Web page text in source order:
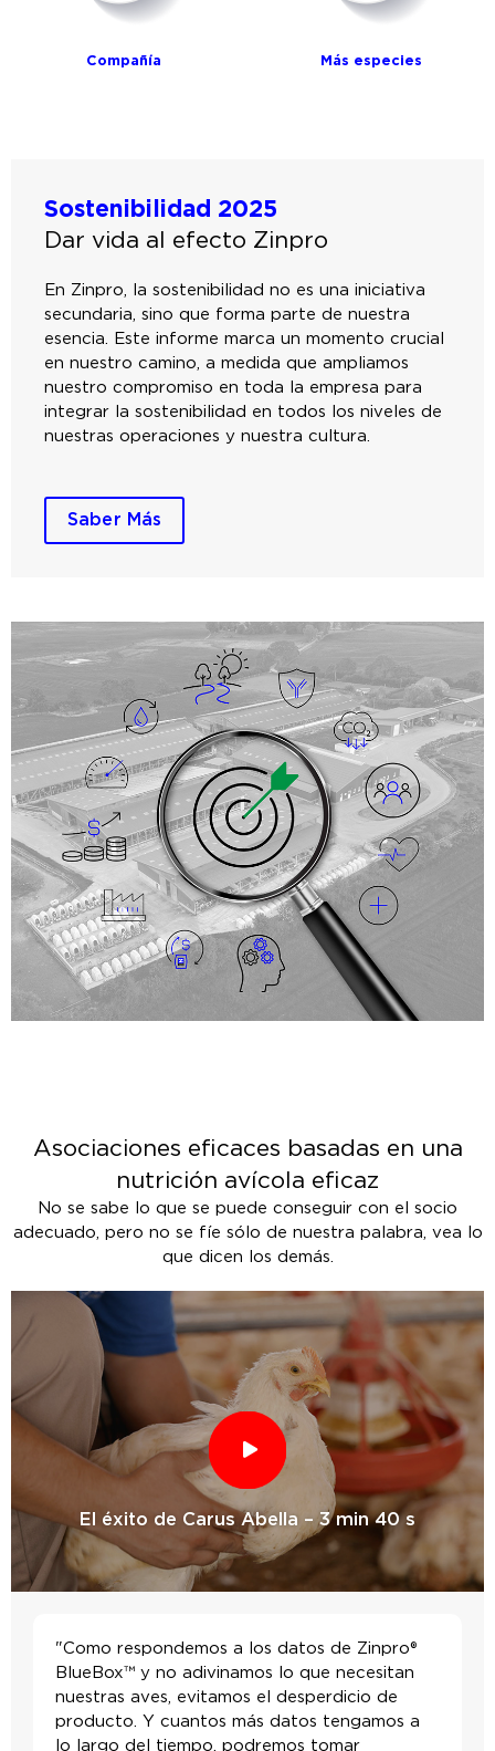
Compañía Más especies
Sostenibilidad 2025
Dar vida al efecto Zinpro
En Zinpro, la sostenibilidad no es una iniciativa
secundaria, sino que forma parte de nuestra
esencia. Este informe marca un momento crucial
en nuestro camino, a medida que ampliamos
nuestro compromiso en toda la empresa para
integrar la sostenibilidad en todos los niveles de
nuestras operaciones y nuestra cultura.
Saber Más
Asociaciones eficaces basadas en una
nutrición avícola eficaz
No se sabe lo que se puede conseguir con el socio
adecuado, pero no se fíe sólo de nuestra palabra, vea lo
que dicen los demás.
El éxito de Carus Abella – 3 min 40 s
"Como respondemos a los datos de Zinpro®
BlueBox™ y no adivinamos lo que necesitan
nuestras aves, evitamos el desperdicio de
producto. Y cuantos más datos tengamos a
lo largo del tiempo, podremos tomar